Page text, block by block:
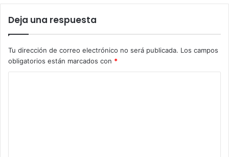
Deja una respuesta
Tu dirección de correo electrónico no será publicada. Los campos
obligatorios están marcados con *